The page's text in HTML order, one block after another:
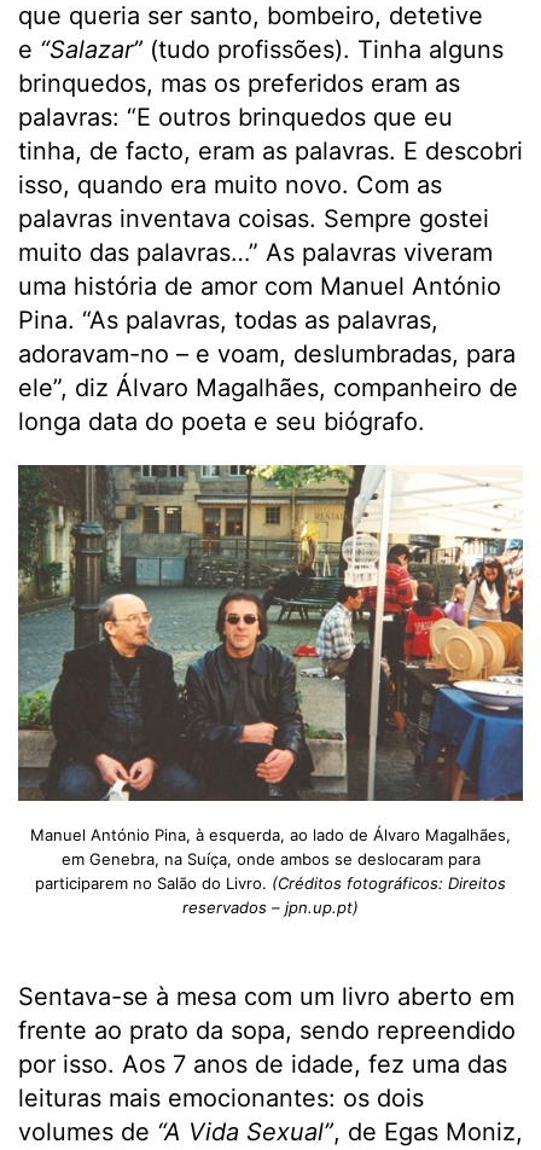
que queria ser santo, bombeiro, detetive
e “Salazar” (tudo profissões). Tinha alguns
brinquedos, mas os preferidos eram as
palavras: “E outros brinquedos que eu
tinha, de facto, eram as palavras. E descobri
isso, quando era muito novo. Com as
palavras inventava coisas. Sempre gostei
muito das palavras…” As palavras viveram
uma história de amor com Manuel António
Pina. “As palavras, todas as palavras,
adoravam-no – e voam, deslumbradas, para
ele”, diz Álvaro Magalhães, companheiro de
longa data do poeta e seu biógrafo.
Manuel António Pina, à esquerda, ao lado de Álvaro Magalhães,
em Genebra, na Suíça, onde ambos se deslocaram para
participarem no Salão do Livro. (Créditos fotográficos: Direitos
reservados – jpn.up.pt)
Sentava-se à mesa com um livro aberto em
frente ao prato da sopa, sendo repreendido
por isso. Aos 7 anos de idade, fez uma das
leituras mais emocionantes: os dois
volumes de “A Vida Sexual”, de Egas Moniz,